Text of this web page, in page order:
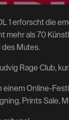
1 erforscht die
mehr als 70
des Mutes.
Rage Club,
einem Online-
Prints Sale,